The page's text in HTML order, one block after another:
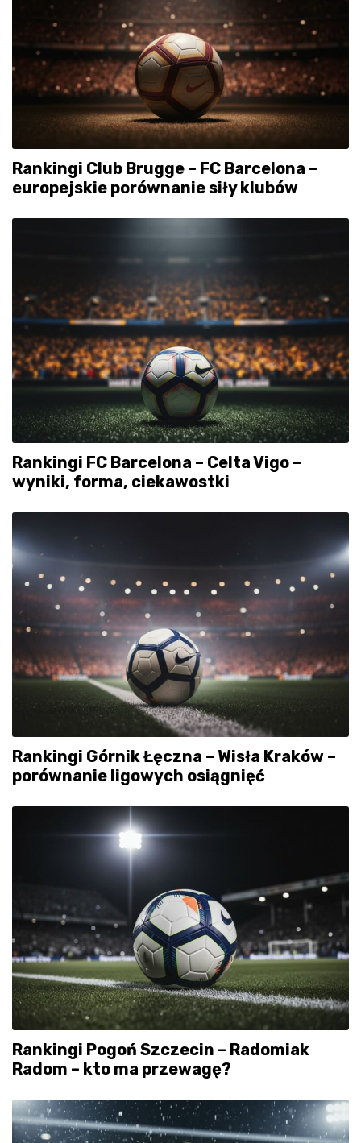
Rankingi Club Brugge – FC Barcelona –
europejskie porównanie siły klubów
Rankingi FC Barcelona – Celta Vigo –
wyniki, forma, ciekawostki
Rankingi Górnik Łęczna – Wisła Kraków –
porównanie ligowych osiągnięć
Rankingi Pogoń Szczecin – Radomiak
Radom – kto ma przewagę?